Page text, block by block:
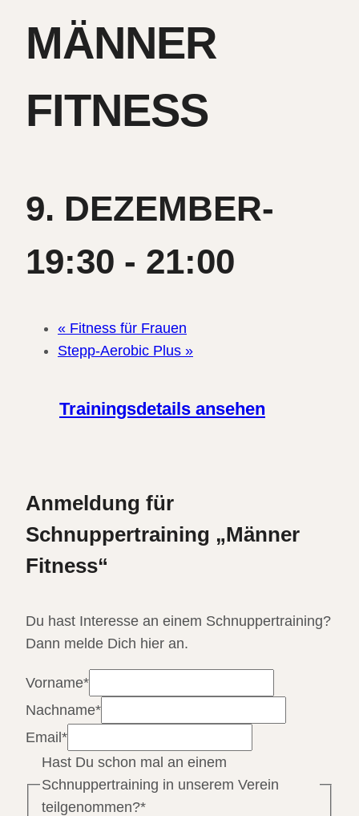
MÄNNER
FITNESS
9. DEZEMBER-
19:30 - 21:00
« Fitness für Frauen
Stepp-Aerobic Plus »
Trainingsdetails ansehen
Anmeldung für
Schnuppertraining „Männer
Fitness“
Du hast Interesse an einem Schnuppertraining?
Dann melde Dich hier an.
Vorname*
Nachname*
Email*
Hast Du schon mal an einem
Schnuppertraining in unserem Verein
teilgenommen?*